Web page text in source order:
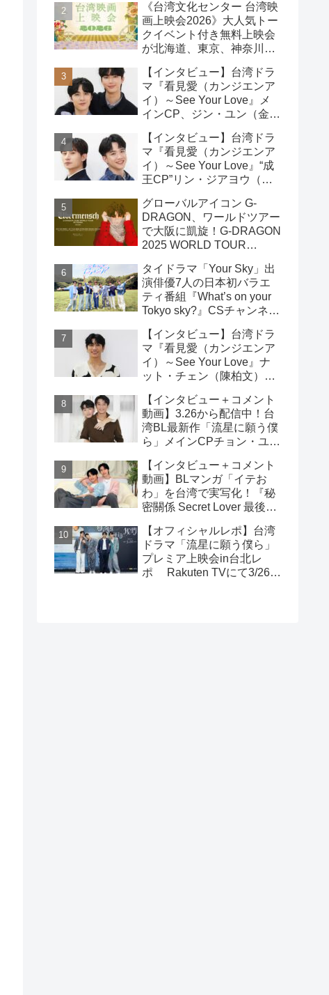
ング開催！
《台湾文化センター 台湾映
画上映会2026》大人気トー
クイベント付き無料上映会
が北海道、東京、神奈川、
決定!
【インタビュー】台湾ドラ
マ『看見愛（カンジエンア
イ）～See Your Love』メ
インCP、ジン・ユン（金
宇）インタビュー
【インタビュー】台湾ドラ
マ『看見愛（カンジエンア
イ）～See Your Love』“成
王CP”リン・ジアヨウ（林
（林詠傑）インタビュー
グローバルアイコン G-
DRAGON、ワールドツアー
で大阪に凱旋！G-DRAGON
2025 WORLD TOUR
ENCORE 9月23日(火・
祝)18:00よりファンクラブ
先行受付開始！！
タイドラマ「Your Sky」出
演俳優7人の日本初バラエ
ティ番組『What’s on your
Tokyo sky?』CSチャンネ
日（日）19時30分 独占放
送！！
【インタビュー】台湾ドラ
マ『看見愛（カンジエンア
イ）～See Your Love』ナ
ット・チェン（陳柏文）イ
【インタビュー＋コメント
動画】3.26から配信中！台
湾BL最新作「流星に願う僕
ら」メインCPチョン・ユエ
ー・モンシュエン（初孟
軒） インタビュー！サイン
入りチェキ読プレも
【インタビュー＋コメント
動画】BLマンガ「イテお
わ」を台湾で実写化！『秘
密關係 Secret Lover 最後の
豪）＆Chance（成晞）イン
タビュー 12月26日(金)よ
りシネマート新宿ほか全国
公開！
【オフィシャルレポ】台湾
ドラマ「流星に願う僕ら」
プレミア上映会in台北レ
ポ Rakuten TVにて3/26～